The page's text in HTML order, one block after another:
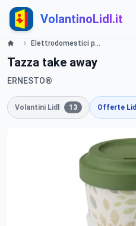
VolantinoLidl.it
Elettrodomestici premiati Lidl
Tazza take away
ERNESTO®
Volantini Lidl 13 Offerte Lidl